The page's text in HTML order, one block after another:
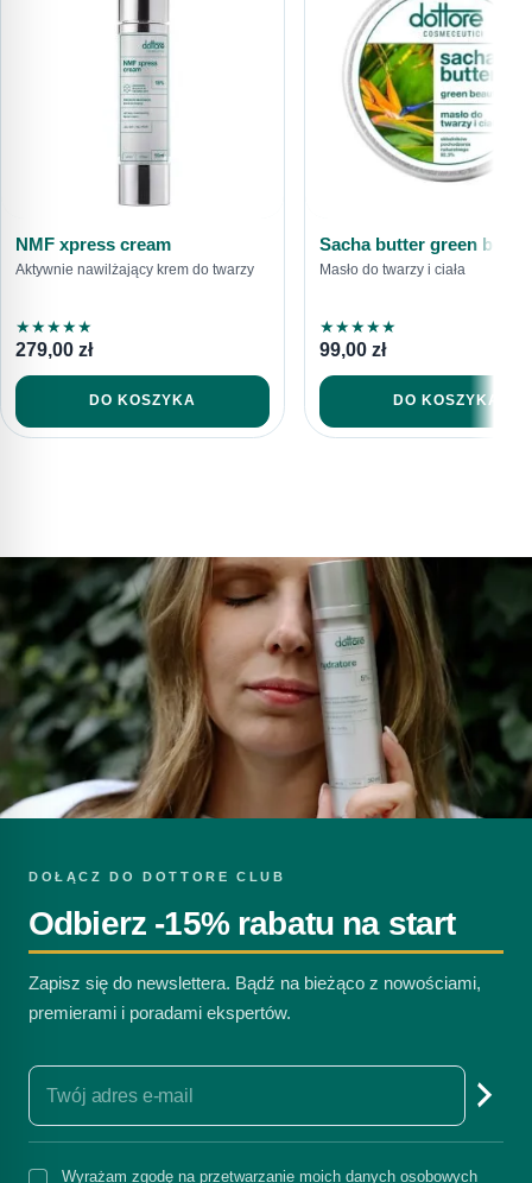
616792520
NMF xpress cream
Aktywnie nawilżający krem do twarzy
★★★★★
279,00 zł
DO KOSZYKA
Sacha butter green
Masło do twarzy i ciała
★★★★★
99,00 zł
DO KOSZYKA
DOŁĄCZ DO DOTTORE CLUB
Odbierz -15% rabatu na start
Zapisz się do newslettera. Bądź na bieżąco z nowościami,
premierami i poradami ekspertów.
Wyrażam zgodę na przetwarzanie moich danych osobowych